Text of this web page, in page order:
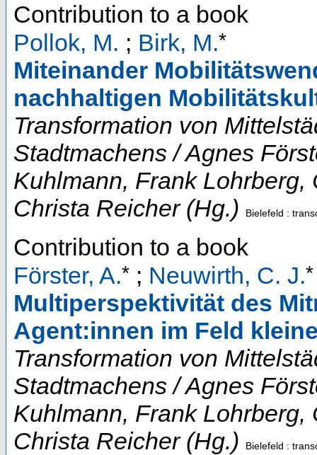
Contribution to a book
Pollok, M. ; Birk, M.*
Miteinander
nachhaltigen
Transformation von
Stadtmachens / Agnes
Kuhlmann, Frank
Christa Reicher (Hg.)
Bielefeld :
Contribution to a book
Förster, A.* ; Neuwirth, C. J.*
Multiperspektivität des
Agent:innen im Feld
Transformation von
Stadtmachens / Agnes
Kuhlmann, Frank
Christa Reicher (Hg.)
Bielefeld :